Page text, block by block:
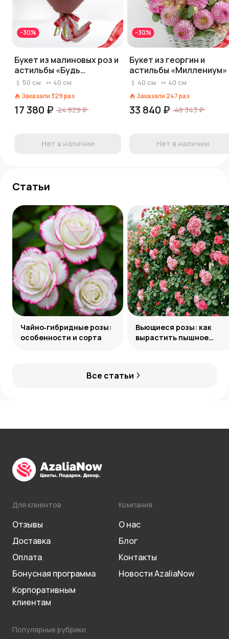
-30%
Букет из малиновых роз и
астильбы «Будь
любимой!»
50 см 40 см
Заказали 329раз
17 380 ₽ 24 829 ₽
Нет в наличии
-30%
Букет из георгин и
астильбы «Миллениум»
40 см 40 см
Заказали 247раз
33 840 ₽ 48 343 ₽
Нет в наличии
Статьи
Все статьи
Чайно‑гибридные розы:
особенности и сорта
Вьющиеся розы: как
вырастить пышное
Для клиентов
Отзывы
Доставка
Оплата
Бонусная программа
Корпоративным
клиентам
Компания
О нас
Блог
Контакты
Новости AzaliaNow
Популярные рубрики